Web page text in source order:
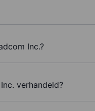
Inc.?
verhandeld?